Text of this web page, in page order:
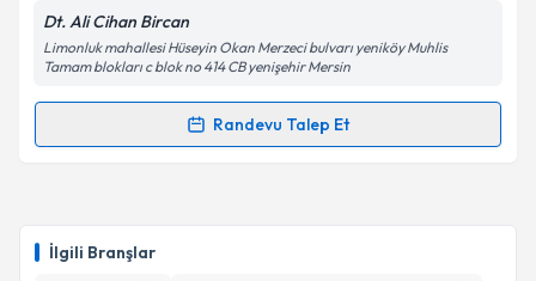
İlgili Branşlar
Kişisel verilerimin işlenmesine ilişkinAydınlatma
'ni okudum ve kişisel verilerimin belirtilen
kapsamda işlenmesini kabul ediyorum.
Takvim Talebini Gönder
Dt. Ali Cihan Bircan
Limonluk mahallesi Hüseyin Okan Merzeci bulvarı yeniköy Muhlis
Tamam blokları c blok no 414 CB yenişehir Mersin
Randevu Talep Et
Randevu Takvimi Talebi
takvim hazırlandığında e-posta ile bilgilendireceğiz.